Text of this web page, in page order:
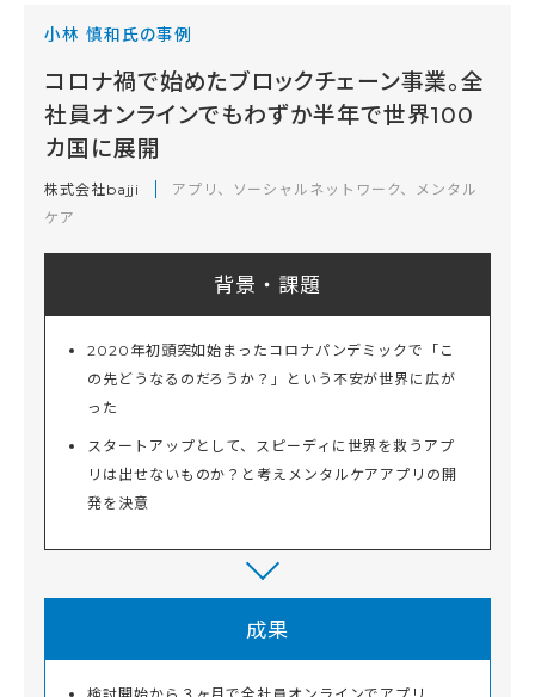
小林 慎和氏の事例
コロナ禍で始めたブロックチェーン事業。全
社員オンラインでもわずか半年で世界100
カ国に展開
株式会社bajji
アプリ、ソーシャルネットワーク、メンタル
ケア
背景・課題
2020年初頭突如始まったコロナパンデミックで「こ
の先どうなるのだろうか？」という不安が世界に広が
った
スタートアップとして、スピーディに世界を救うアプ
リは出せないものか？と考えメンタルケアアプリの開
発を決意
成果